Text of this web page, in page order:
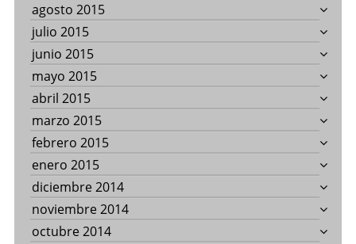
agosto 2015
julio 2015
junio 2015
mayo 2015
abril 2015
marzo 2015
febrero 2015
enero 2015
diciembre 2014
noviembre 2014
octubre 2014